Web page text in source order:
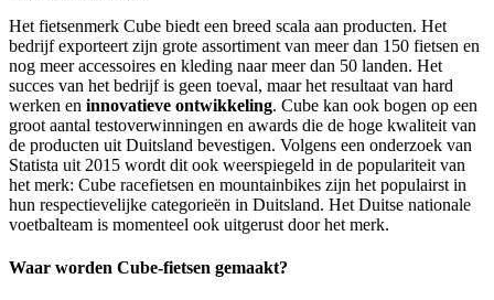
Het fietsenmerk Cube biedt een breed scala aan producten. Het
bedrijf exporteert zijn grote assortiment van meer dan 150 fietsen en
nog meer accessoires en kleding naar meer dan 50 landen. Het
succes van het bedrijf is geen toeval, maar het resultaat van hard
werken en innovatieve ontwikkeling. Cube kan ook bogen op een
groot aantal testoverwinningen en awards die de hoge kwaliteit van
de producten uit Duitsland bevestigen. Volgens een onderzoek van
Statista uit 2015 wordt dit ook weerspiegeld in de populariteit van
het merk: Cube racefietsen en mountainbikes zijn het populairst in
hun respectievelijke categorieën in Duitsland. Het Duitse nationale
voetbalteam is momenteel ook uitgerust door het merk.
Waar worden Cube-fietsen gemaakt?